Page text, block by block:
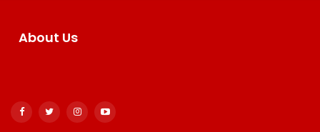
About Us